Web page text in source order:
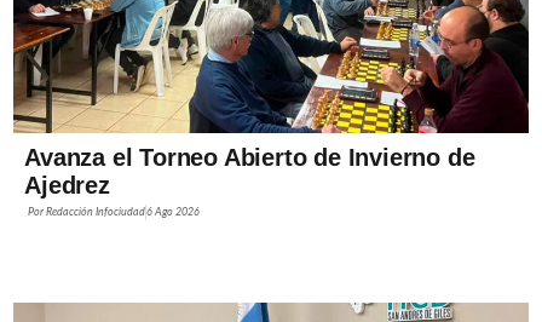
Avanza el Torneo Abierto de Invierno de
Ajedrez
PorRedacción Infociudad6 Ago 2026